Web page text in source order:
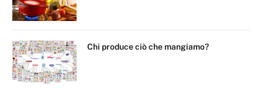
Chi produce ciò che mangiamo?